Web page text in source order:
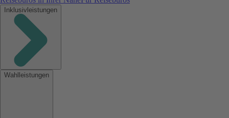
Inklusivleistungen
Wahlleistungen